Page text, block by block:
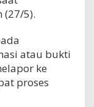
(27/5).
atau bukti
ke
proses